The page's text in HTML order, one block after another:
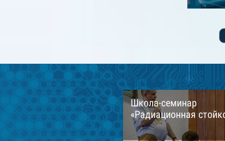
Школа-семинар
«Радиационная